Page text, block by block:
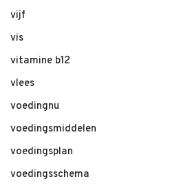
vijf
vis
vitamine b12
vlees
voedingnu
voedingsmiddelen
voedingsplan
voedingsschema